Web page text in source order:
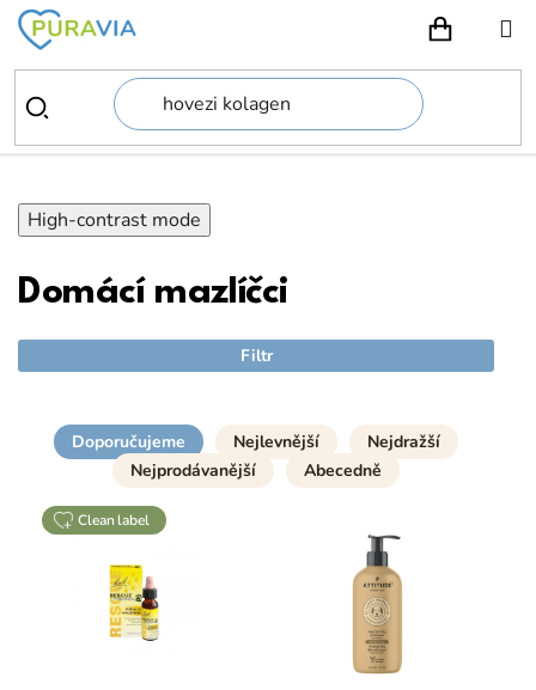
Přejít
obsah
High-contrast mode
Domácí mazlíčci
Filtr
Doporučujeme Nejlevnější
Nejdražší
Nejprodávanější
Abecedně
clean label